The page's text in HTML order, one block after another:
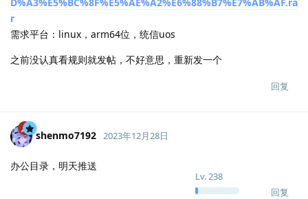
r
需求平台：linux，arm64位，统信uos
之前没认真看规则就发帖，不好意思，重新发一个
回复
shenmo7192
Lv.238
2023年12月28日
办公目录，明天推送
回复